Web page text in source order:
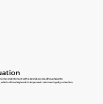
and interact with a brand across all touchpoints
ultimately leads to improved customer loyalty, retention,